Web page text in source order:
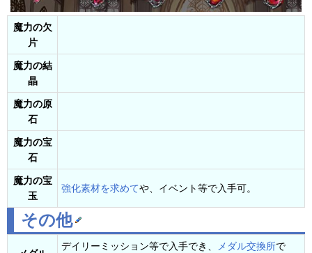
魔力の欠
片
魔力の結
晶
魔力の原
石
魔力の宝
石
魔力の宝
玉
強化素材を求めてや、イベント等で入手可。
その他
デイリーミッション等で入手でき、 メダル交換所で